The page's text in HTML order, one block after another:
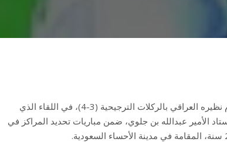
خسر المنتخب الوطني الأولمبي أمام نظيره العراقي بالركلات الترجيحية (3-4)، في اللقاء الذي
الأمير عبدالله بن جلوي، ضمن مباريات تحديد المراكز في